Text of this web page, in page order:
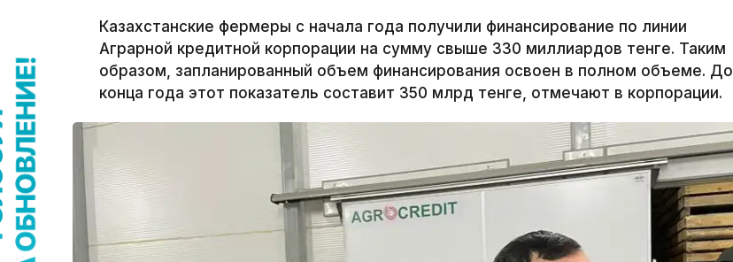
Казахстанские фермеры с начала года получили финансирование по линии
Аграрной кредитной корпорации на сумму свыше 330 миллиардов тенге. Таким
образом, запланированный объем финансирования освоен в полном объеме. До
конца года этот показатель составит 350 млрд тенге, отмечают в корпорации.